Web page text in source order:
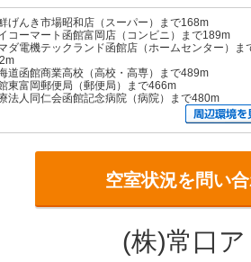
げんき市場昭和店（スーパー）まで168m
コーマート函館富岡店（コンビニ）まで189m
ダ電機テックランド函館店（ホームセンター）ま
道函館商業高校（高校・高専）まで489m
東富岡郵便局（郵便局）まで466m
法人同仁会函館記念病院（病院）まで480m
空室状況を問い
(株)常口